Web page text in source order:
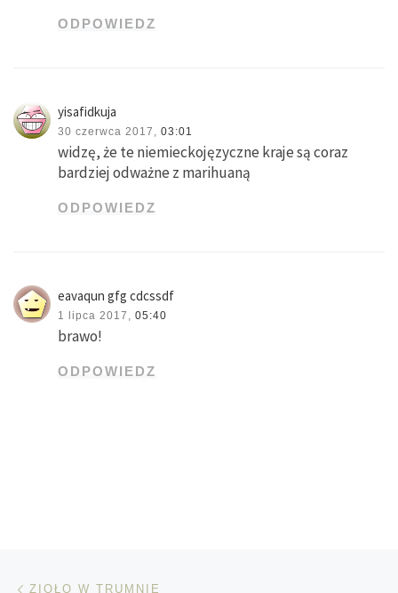
ODPOWIEDZ
yisafidkuja
30 czerwca 2017, 03:01
widzę, że te niemieckojęzyczne kraje są coraz
bardziej odważne z marihuaną
ODPOWIEDZ
eavaqun gfg cdcssdf
1 lipca 2017, 05:40
brawo!
ODPOWIEDZ
Nawigacja wpisu
ZIOŁO W TRUMNIE